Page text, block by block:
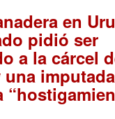
en
pidió ser
a la cárcel
una imputada